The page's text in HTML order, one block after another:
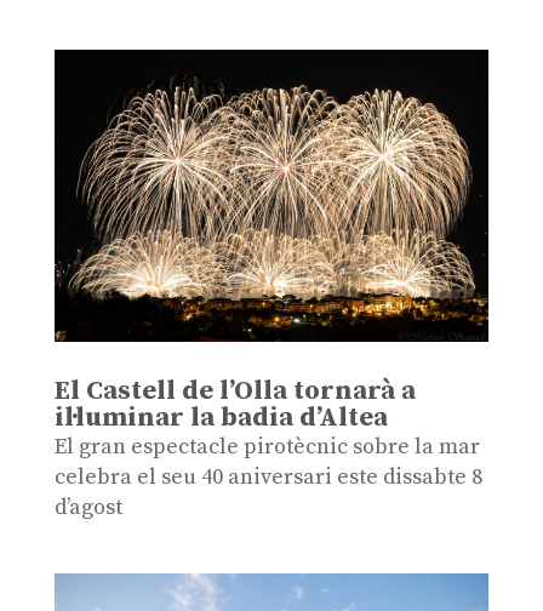
El Castell de l’Olla tornarà a
il·luminar la badia d’Altea
El gran espectacle pirotècnic sobre la mar
celebra el seu 40 aniversari este dissabte 8
d’agost